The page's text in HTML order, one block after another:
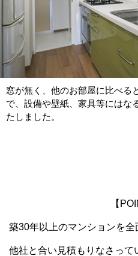
窓が無く、他のお部屋に比べる
で、設備や壁紙、家具等にはな
たしました。
【
築30年以上のマンションを全
他社と合い見積もりなさって